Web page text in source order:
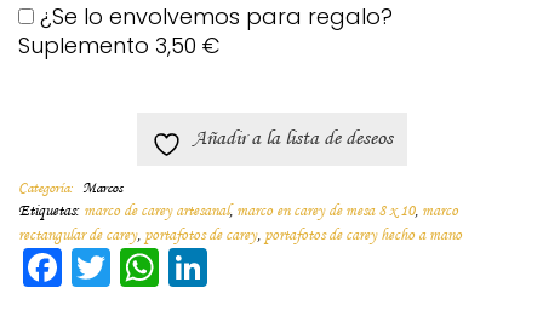
¿Se lo envolvemos para regalo?
Suplemento 3,50 €
Añadir a la lista de deseos
Categoría: Marcos
Etiquetas: marco de carey artesanal, marco en carey de mesa 8 x 10, marco
rectangular de carey, portafotos de carey, portafotos de carey hecho a mano
Facebook
TwitterWhatsApp